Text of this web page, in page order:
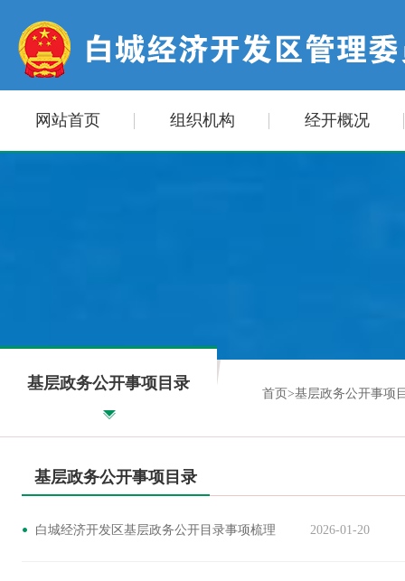
网站首页 组织机构 经开概况
基层政务公开事项目录
首页 >基层政务公开事项
基层政务公开事项目录
白城经济开发区基层政务公开目录事项梳理 2026-01-20